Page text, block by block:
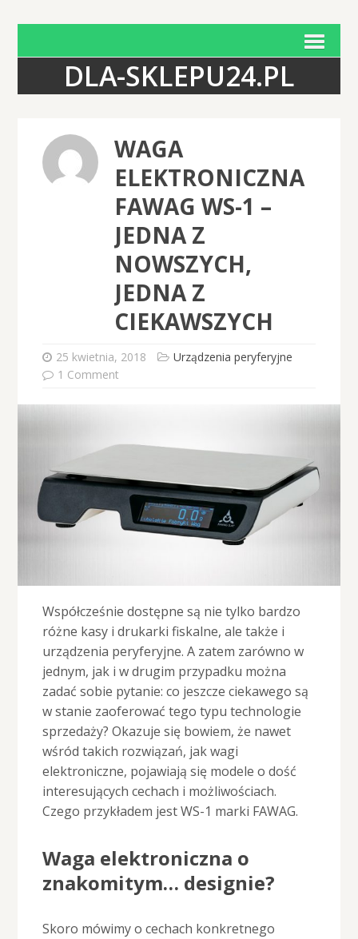
DLA-SKLEPU24.PL
WAGA
ELEKTRONICZNA
FAWAG WS-1 –
JEDNA Z
NOWSZYCH,
JEDNA Z
CIEKAWSZYCH
25 kwietnia, 2018
Urządzenia peryferyjne
1 Comment
Współcześnie dostępne są nie tylko bardzo
różne kasy i drukarki fiskalne, ale także i
urządzenia peryferyjne. A zatem zarówno w
jednym, jak i w drugim przypadku można
zadać sobie pytanie: co jeszcze ciekawego są
w stanie zaoferować tego typu technologie
sprzedaży? Okazuje się bowiem, że nawet
wśród takich rozwiązań, jak wagi
elektroniczne, pojawiają się modele o dość
interesujących cechach i możliwościach.
Czego przykładem jest WS-1 marki FAWAG.
Waga elektroniczna o
znakomitym… designie?
Skoro mówimy o cechach konkretnego